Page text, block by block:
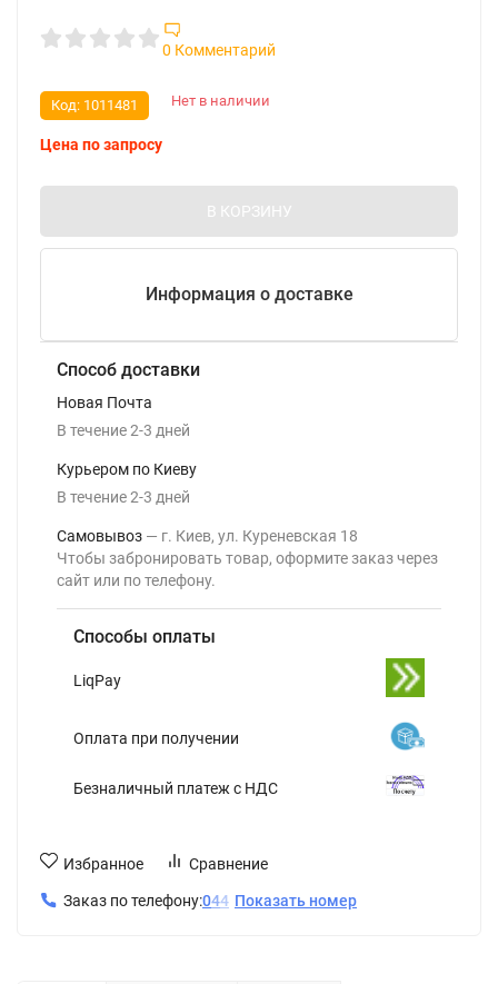
0 Комментарий
Нет в наличии
Код: 1011481
Цена по запросу
В КОРЗИНУ
Информация о доставке
Способ доставки
Новая Почта
В течение2-3 дней
Курьером по Киеву
В течение2-3 дней
Самовывоз
г. Киев, ул. Куреневская 18
Чтобы забронировать товар, оформите заказ через
сайт или по телефону.
Способы оплаты
LiqPay
Оплата при получении
Безналичный платеж с НДС
Избранное Сравнение
Заказ по телефону:044 Показать номер